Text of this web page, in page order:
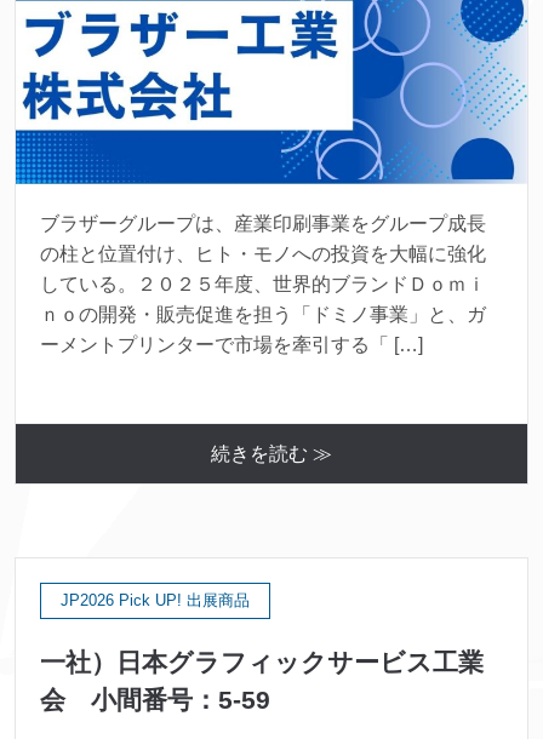
ブラザーグループは、産業印刷事業をグループ成長
の柱と位置付け、ヒト・モノへの投資を大幅に強化
している。２０２５年度、世界的ブランドＤｏｍｉ
ｎｏの開発・販売促進を担う「ドミノ事業」と、ガ
ーメントプリンターで市場を牽引する「 […]
続きを読む ≫
JP2026 Pick UP! 出展商品
一社）日本グラフィックサービス工業
会 小間番号：5-59